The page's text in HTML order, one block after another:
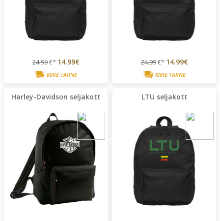
24.99€* 14.99€
KIIRE TARNE
24.99€* 14.99€
KIIRE TARNE
Harley-Davidson seljakott LTU seljakott